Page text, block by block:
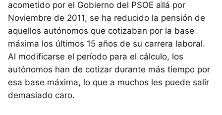
acometido por el Gobierno del PSOE allá por
Noviembre de 2011, se ha reducido la pensión de
aquellos autónomos que cotizaban por la base
máxima los últimos 15 años de su carrera laboral.
Al modificarse el período para el cálculo, los
autónomos han de cotizar durante más tiempo por
esa base máxima, lo que a muchos les puede salir
demasiado caro.